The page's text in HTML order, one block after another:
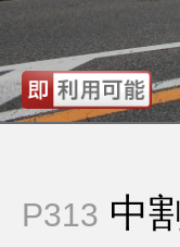
P313 中